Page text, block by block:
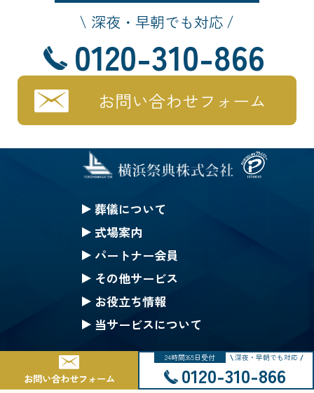
深夜・早朝でも対応
0120-310-866
お問い合わせフォーム
葬儀について
セレモニークレジット
一般葬
家族葬
一日葬
お別れ葬
ご葬儀の流れ
式場案内
セレモニーホール神奈川
ハートステージ都筑
安置所
式場一覧の案内
南部斎場
パートナー会員
無料会員の特典
果物
仏壇・仏具 選択(一覧)
その他サービス
みんなのちから会員特典
生花等のご注文
お役立ち情報
ご葬儀Q&A
当サービスについて
採用情報
サイトマップ
Copyright © 2002-2025 Yokohama Saiten Co.,Ltd. All rights reserved.
お問い合わせフォーム
24時間365日受付 深夜・早朝でも対応
0120-310-866